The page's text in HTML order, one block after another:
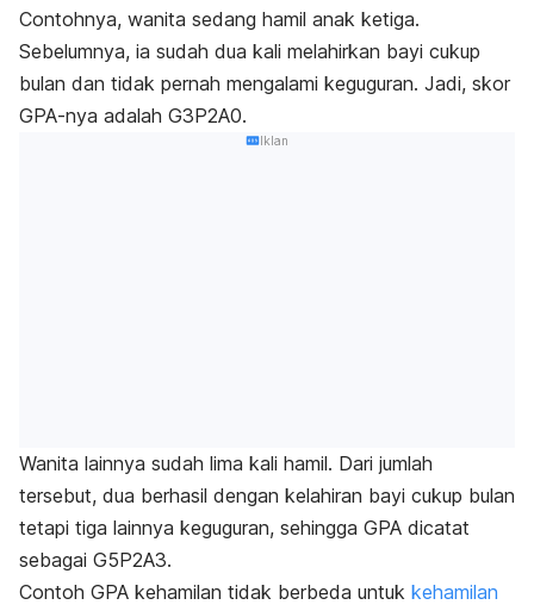
Contohnya, wanita sedang hamil anak ketiga.
Sebelumnya, ia sudah dua kali melahirkan bayi cukup
bulan dan tidak pernah mengalami keguguran. Jadi, skor
GPA-nya adalah G3P2A0.
Iklan
Wanita lainnya sudah lima kali hamil. Dari jumlah
tersebut, dua berhasil dengan kelahiran bayi cukup bulan
tetapi tiga lainnya keguguran, sehingga GPA dicatat
sebagai G5P2A3.
Contoh GPA kehamilan tidak berbeda untuk kehamilan